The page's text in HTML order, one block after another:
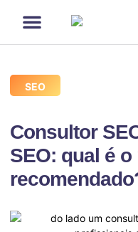
SEO
Consultor
SEO: qual é o